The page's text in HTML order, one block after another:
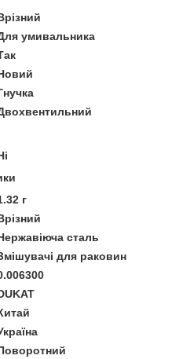
умивальника
г
сталь
для раковин